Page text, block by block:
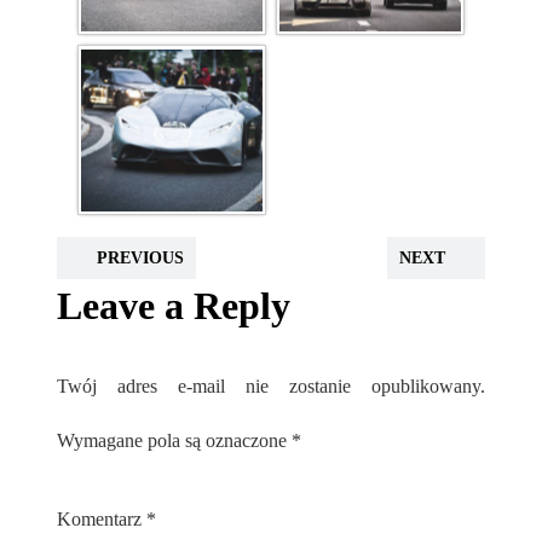
PREVIOUS NEXT
Leave a Reply
Twój adres e-mail nie zostanie opublikowany.
Wymagane pola są oznaczone *
Komentarz *